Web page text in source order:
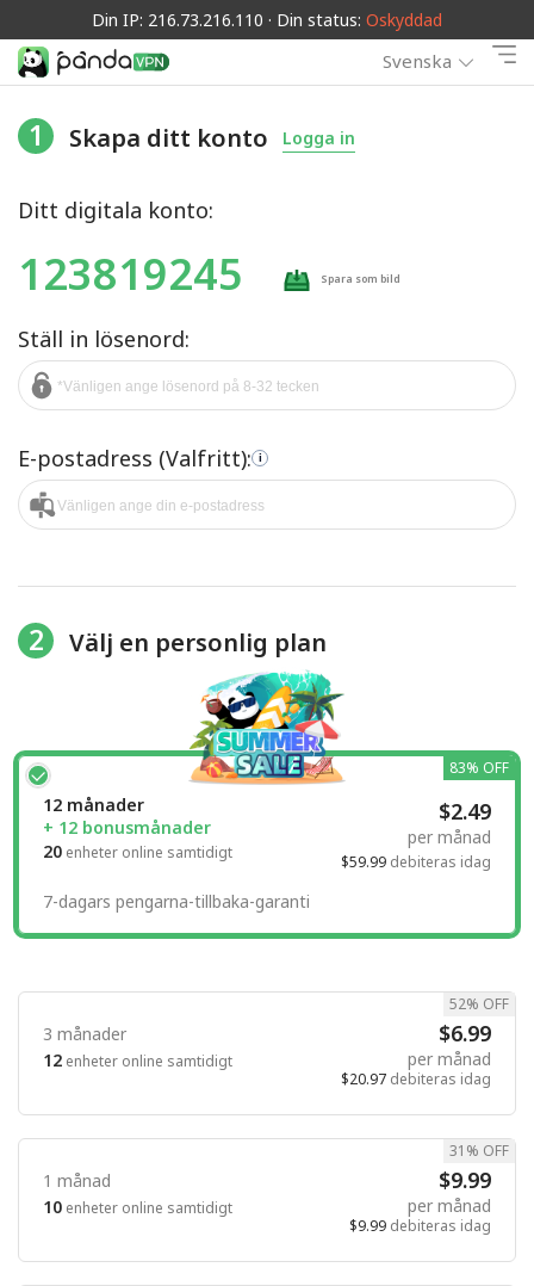
Din IP: 216.73.216.110 · Din status: Oskyddad
Svenska
1 Skapa ditt konto Logga in
Ditt digitala konto:
123819245 Spara som bild
Ställ in lösenord:
E-postadress (Valfritt): i
2 Välj en personlig plan
12 månader
+ 12 bonusmånader
20 enheter online samtidigt
$2.49
per månad
$59.99 debiteras idag
83% OFF
7-dagars pengarna-tillbaka-garanti
3 månader
12 enheter online samtidigt
$6.99
per månad
$20.97 debiteras idag
52% OFF
1 månad
10 enheter online samtidigt
$9.99
per månad
$9.99 debiteras idag
31% OFF